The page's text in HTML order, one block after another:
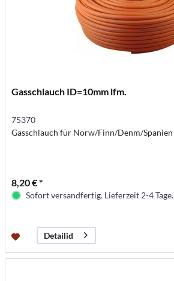
Gasschlauch ID=10mm lfm.
75370
Gasschlauch für Norw/Finn/Denm/Spanien
8,20 € *
Sofort versandfertig. Lieferzeit 2-4 Tage.
Detailid